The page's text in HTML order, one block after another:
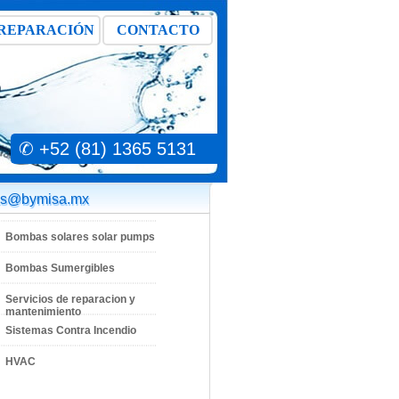
✆ +52 (81) 1365 5131
CONTACTO
Bombas solares solar pumps
Bombas Sumergibles
Servicios de reparacion y
mantenimiento
Sistemas Contra Incendio
HVAC